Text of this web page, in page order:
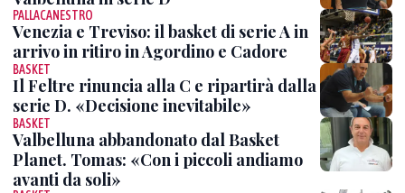
PALLACANESTRO
Venezia e Treviso: il basket di serie A in
arrivo in ritiro in Agordino e Cadore
BASKET
Il Feltre rinuncia alla C e ripartirà dalla
serie D. «Decisione inevitabile»
BASKET
Valbelluna abbandonato dal Basket
Planet. Tomas: «Con i piccoli andiamo
avanti da soli»